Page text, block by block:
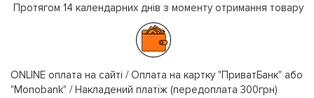
Протягом 14 календарних днів з моменту отримання товару
ONLINE оплата на сайті / Оплата на картку "ПриватБанк" або
"Monobank" / Накладений платіж (передоплата 300грн)